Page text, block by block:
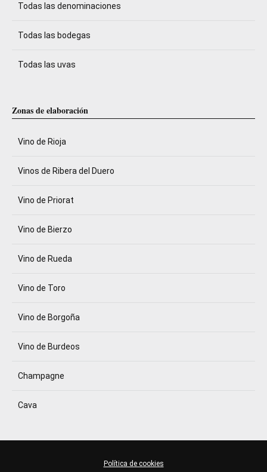
Todas las denominaciones
Todas las bodegas
Todas las uvas
Zonas de elaboración
Vino de Rioja
Vinos de Ribera del Duero
Vino de Priorat
Vino de Bierzo
Vino de Rueda
Vino de Toro
Vino de Borgoña
Vino de Burdeos
Champagne
Cava
Política de cookies